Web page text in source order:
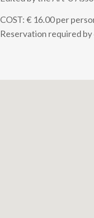
COST: € 16.00 per
Reservation required by